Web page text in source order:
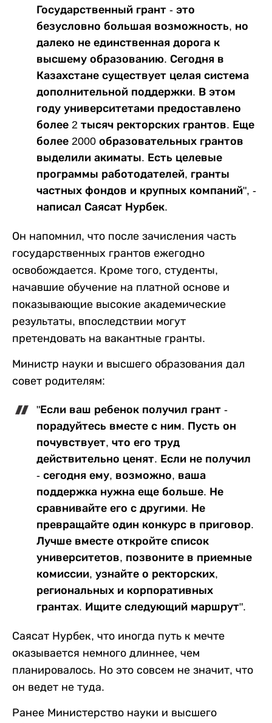
Государственный грант - это
безусловно большая возможность, но
далеко не единственная дорога к
высшему образованию. Сегодня в
Казахстане существует целая система
дополнительной поддержки. В этом
году университетами предоставлено
более 2 тысяч ректорских грантов. Еще
более 2000 образовательных грантов
выделили акиматы. Есть целевые
программы работодателей, гранты
частных фондов и крупных компаний", -
написал Саясат Нурбек.
Он напомнил, что после зачисления часть
государственных грантов ежегодно
освобождается. Кроме того, студенты,
начавшие обучение на платной основе и
показывающие высокие академические
результаты, впоследствии могут
претендовать на вакантные гранты.
Министр науки и высшего образования дал
совет родителям:
"Если ваш ребенок получил грант -
порадуйтесь вместе с ним. Пусть он
почувствует, что его труд
действительно ценят. Если не получил
- сегодня ему, возможно, ваша
поддержка нужна еще больше. Не
сравнивайте его с другими. Не
превращайте один конкурс в приговор.
Лучше вместе откройте список
университетов, позвоните в приемные
комиссии, узнайте о ректорских,
региональных и корпоративных
грантах. Ищите следующий маршрут".
Саясат Нурбек, что иногда путь к мечте
оказывается немного длиннее, чем
планировалось. Но это совсем не значит, что
он ведет не туда.
Ранее Министерство науки и высшего